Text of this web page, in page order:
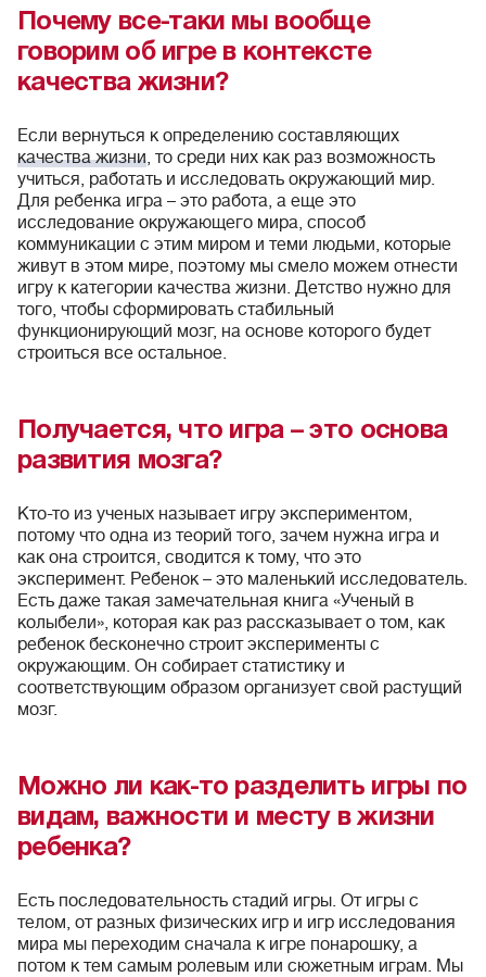
Почему все-таки мы вообще
говорим об игре в контексте
качества жизни?
Если вернуться к определению составляющих
качества жизни, то среди них как раз возможность
учиться, работать и исследовать окружающий мир.
Для ребенка игра – это работа, а еще это
исследование окружающего мира, способ
коммуникации с этим миром и теми людьми, которые
живут в этом мире, поэтому мы смело можем отнести
игру к категории качества жизни. Детство нужно для
того, чтобы сформировать стабильный
функционирующий мозг, на основе которого будет
строиться все остальное.
Получается, что игра – это основа
развития мозга?
Кто-то из ученых называет игру экспериментом,
потому что одна из теорий того, зачем нужна игра и
как она строится, сводится к тому, что это
эксперимент. Ребенок – это маленький исследователь.
Есть даже такая замечательная книга «Ученый в
колыбели», которая как раз рассказывает о том, как
ребенок бесконечно строит эксперименты с
окружающим. Он собирает статистику и
соответствующим образом организует свой растущий
мозг.
Можно ли как-то разделить игры по
видам, важности и месту в жизни
ребенка?
Есть последовательность стадий игры. От игры с
телом, от разных физических игр и игр исследования
мира мы переходим сначала к игре понарошку, а
потом к тем самым ролевым или сюжетным играм. Мы